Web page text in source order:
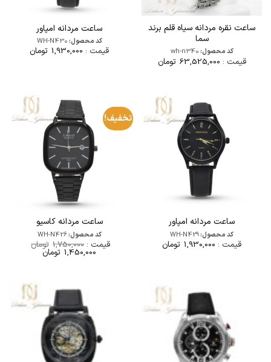
ساعت نقره مردانه سیاه قلم برند
سما
کد محصول:wh-n340
قیمت : 63,525,000 تومان
ساعت مردانه امپاور
کد محصول:WH-N430
قیمت : 1,930,000 تومان
ساعت مردانه امپاور
کد محصول:WH-N429
قیمت : 1,930,000 تومان
تخفیف!
ساعت مردانه کاسیو
کد محصول:WH-N426
قیمت : 1,750,000 تومان
قیمت
اصلی
1,450,000 تومانقیمت